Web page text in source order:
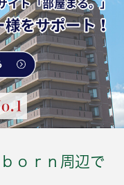
ｏｒｎ周辺で